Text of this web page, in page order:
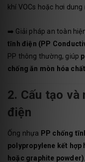
khí VOCs hoặc hơi
➡️ Giải pháp an toàn
tĩnh điện (PP
PP thông thường, giúp
chống ăn mòn hóa
2. Cấu tạo và
điện
Ống nhựa PP chống
polypropylene kết hợp
hoặc graphite powder).